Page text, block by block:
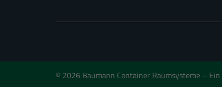
© 2026 Baumann Container Raumsysteme – Ein